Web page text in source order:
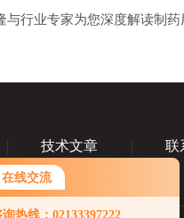
在线交流
询热线：02133397222
与行业专家为您深度解读制药
技术文章 联